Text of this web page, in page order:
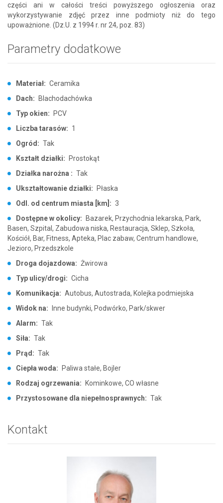
części ani w całości treści powyższego ogłoszenia oraz
wykorzystywanie zdjęć przez inne podmioty niż do tego
upoważnione. (Dz.U. z 1994 r. nr 24, poz. 83)
Parametry dodatkowe
Materiał: Ceramika
Dach: Blachodachówka
Typ okien: PCV
Liczba tarasów: 1
Ogród: Tak
Kształt działki: Prostokąt
Działka narożna : Tak
Ukształtowanie działki: Płaska
Odl. od centrum miasta [km]: 3
Dostępne w okolicy: Bazarek, Przychodnia lekarska, Park,
Basen, Szpital, Zabudowa niska, Restauracja, Sklep, Szkoła,
Kościół, Bar, Fitness, Apteka, Plac zabaw, Centrum handlowe,
Jezioro, Przedszkole
Droga dojazdowa: Żwirowa
Typ ulicy/drogi: Cicha
Komunikacja: Autobus, Autostrada, Kolejka podmiejska
Widok na: Inne budynki, Podwórko, Park/skwer
Alarm: Tak
Siła: Tak
Prąd: Tak
Ciepła woda: Paliwa stałe, Bojler
Rodzaj ogrzewania: Kominkowe, CO własne
Przystosowane dla niepełnosprawnych: Tak
Kontakt